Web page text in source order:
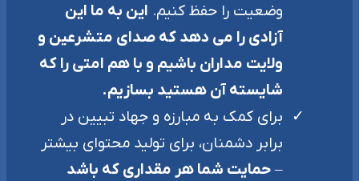
وضعیت را حفظ کنیم. این به ما این
آزادی را می دهد که صدای متشرعین و
ولایت مداران باشیم و با هم امتی را که
شایسته آن هستید بسازیم.
برای کمک به مبارزه و جهاد تبیین در
برابر دشمنان، برای تولید محتوای بیشتر
–حمایت شما هر مقداری که باشد